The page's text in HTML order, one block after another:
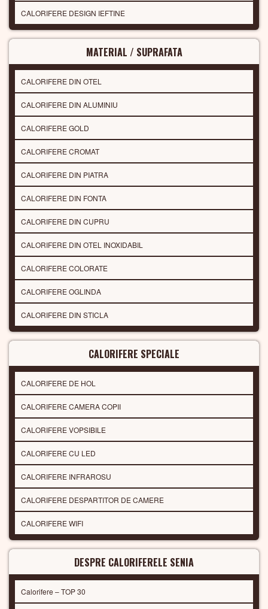
CALORIFERE DESIGN IEFTINE
MATERIAL / SUPRAFATA
CALORIFERE DIN OTEL
CALORIFERE DIN ALUMINIU
CALORIFERE GOLD
CALORIFERE CROMAT
CALORIFERE DIN PIATRA
CALORIFERE DIN FONTA
CALORIFERE DIN CUPRU
CALORIFERE DIN OTEL INOXIDABIL
CALORIFERE COLORATE
CALORIFERE OGLINDA
CALORIFERE DIN STICLA
CALORIFERE SPECIALE
CALORIFERE DE HOL
CALORIFERE CAMERA COPII
CALORIFERE VOPSIBILE
CALORIFERE CU LED
CALORIFERE INFRAROSU
CALORIFERE DESPARTITOR DE CAMERE
CALORIFERE WIFI
DESPRE CALORIFERELE SENIA
Calorifere – TOP 30